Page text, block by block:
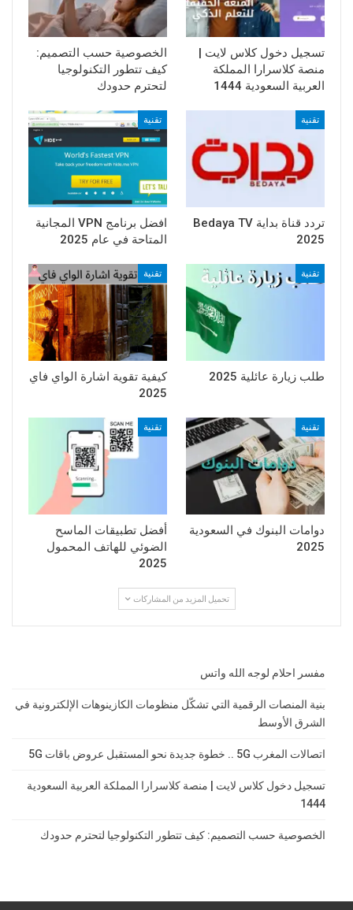
تسجيل دخول كلاس لايت |
منصة كلاسرارا المملكة
العربية السعودية 1444
الخصوصية حسب التصميم:
كيف تتطور التكنولوجيا
لتحترم حدودك
تقنية
تردد قناة بداية Bedaya TV
2025
تقنية
افضل برنامج VPN المجانية
المتاحة في عام 2025
تقنية
طلب زيارة عائلية 2025
تقنية
كيفية تقوية اشارة الواي فاي
2025
تقنية
دوامات البنوك في السعودية
2025
تقنية
أفضل تطبيقات الماسح
الضوئي للهاتف المحمول
2025
تحميل المزيد من المشاركات
مفسر احلام لوجه الله واتس
بنية المنصات الرقمية التي تشكّل منظومات الكازينوهات الإلكترونية في
الشرق الأوسط
اتصالات المغرب 5G .. خطوة جديدة نحو المستقبل عروض باقات 5G
تسجيل دخول كلاس لايت | منصة كلاسرارا المملكة العربية السعودية
1444
الخصوصية حسب التصميم: كيف تتطور التكنولوجيا لتحترم حدودك